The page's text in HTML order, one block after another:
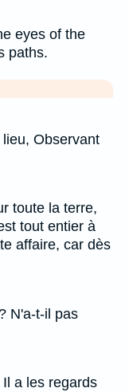
eyes of the
paths.
Observant
toute la terre,
tout entier à
affaire, car dès
N'a-t-il pas
a les regards